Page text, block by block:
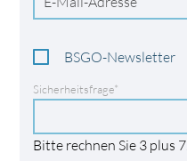
Adresse
VerteilerBSGO-Newsletter
Pflichtfeld
Sicherheitsfrage*
Bitte rechnen Sie 3 plus 7.